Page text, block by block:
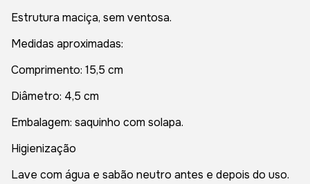
Estrutura maciça, sem ventosa.
Medidas aproximadas:
Comprimento: 15,5 cm
Diâmetro: 4,5 cm
Embalagem: saquinho com solapa.
Higienização
Lave com água e sabão neutro antes e depois do uso.